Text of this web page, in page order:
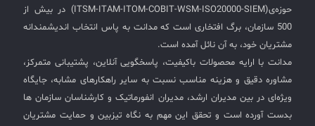
حوزه‌ی(ITSM-ITAM-ITOM-COBIT-WSM-ISO20000-SIEM) در بیش از
500 سازمان، برگ افتخاری است که مدانت به پاس انتخاب اندیشمندانه
مشتریان خود، به آن نائل آمده است.
مدانت با ارایه محصولات باکیفیت، پاسخگویی آنلاین، پشتیبانی متمرکز،
مشاوره دقیق و هزینه مناسب نسبت به سایر راهکارهای مشابه، جایگاه
ویژه‌ای در بین مدیران ارشد، مدیران انفورماتیک و کارشناسان سازمان ها
بدست آورده است و تحقق این مهم به نگاه تیزبین و حمایت مشتریان